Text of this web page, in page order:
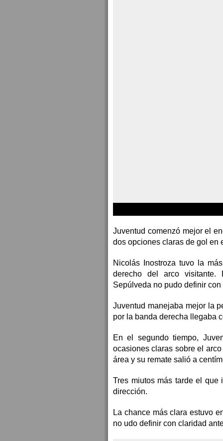
Juventud comenzó mejor el
dos opciones claras de gol en
Nicolás Inostroza tuvo la
derecho del arco visitante.
Sepúlveda no pudo definir
Juventud manejaba mejor la
por la banda derecha llegaba
En el segundo tiempo,
ocasiones claras sobre el
área y su remate salió a
Tres miutos más tarde el que
dirección.
La chance más clara estuvo
no udo definir con claridad